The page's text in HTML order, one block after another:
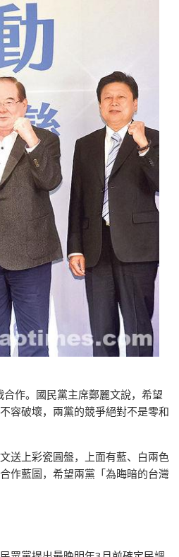
作。國民黨主席鄭麗文說，希望
容破壞，兩黨的競爭絕對不是零和
送上彩瓷圓盤，上面有藍、白兩色
作藍圖，希望兩黨「為晦暗的台灣